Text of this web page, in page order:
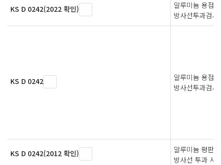
KS D 0242(2022 확인)
알루미늄 용접
방사선투과검사
KS D 0242
알루미늄 용접
방사선투과검사
KS D 0242(2012 확인)
알루미늄 평판
방사선 투과 시